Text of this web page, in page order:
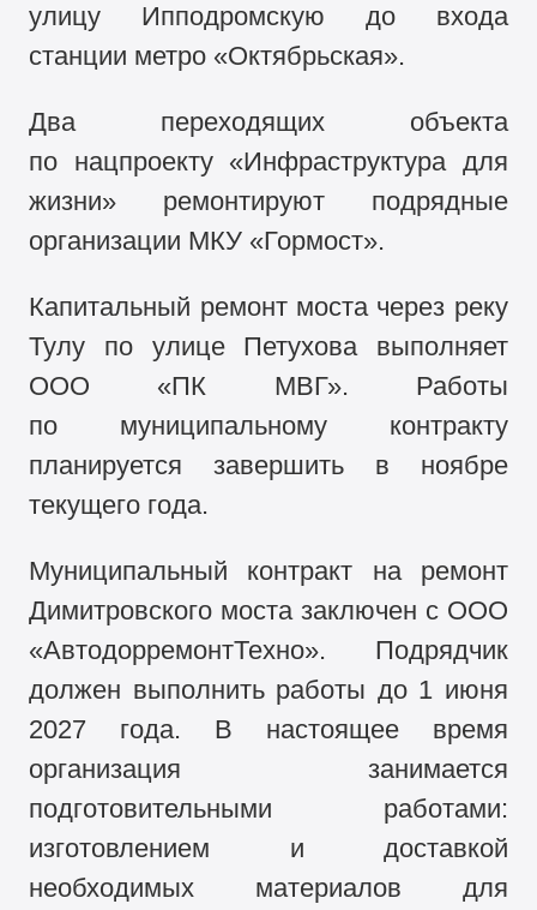
улицу Ипподромскую до входа
станции метро «Октябрьская».
Два переходящих объекта
по нацпроекту «Инфраструктура для
жизни» ремонтируют подрядные
организации МКУ «Гормост».
Капитальный ремонт моста через реку
Тулу по улице Петухова выполняет
ООО «ПК МВГ». Работы
по муниципальному контракту
планируется завершить в ноябре
текущего года.
Муниципальный контракт на ремонт
Димитровского моста заключен с ООО
«АвтодорремонтТехно». Подрядчик
должен выполнить работы до 1 июня
2027 года. В настоящее время
организация занимается
подготовительными работами:
изготовлением и доставкой
необходимых материалов для